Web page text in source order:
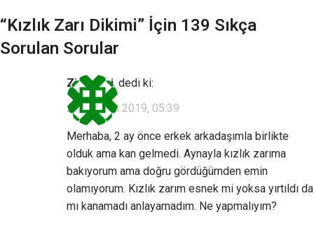
“Kızlık Zarı Dikimi” İçin 139 Sıkça
Sorulan Sorular
Ziyaretçi dedi ki:
22 Haziran 2019, 05:39
Merhaba, 2 ay önce erkek arkadaşımla birlikte
olduk ama kan gelmedi. Aynayla kızlık zarıma
bakıyorum ama doğru gördüğümden emin
olamıyorum. Kızlık zarım esnek mi yoksa yırtıldı da
mı kanamadı anlayamadım. Ne yapmalıyım?